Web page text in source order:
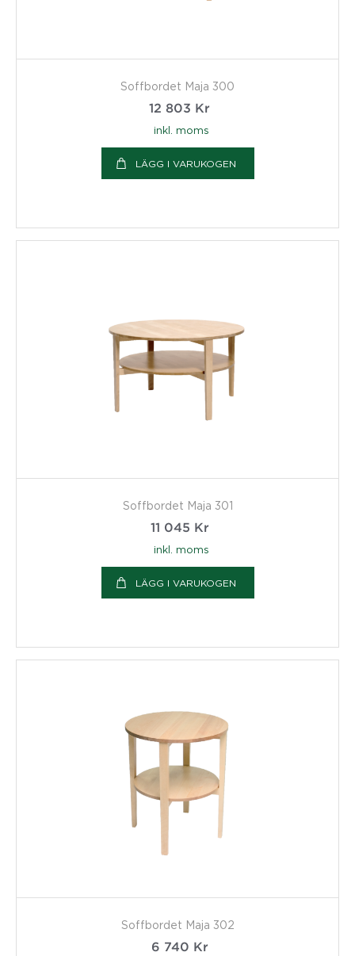
Soffbordet Maja 300
12 803 Kr
inkl. moms
LÄGG I VARUKOGEN
Soffbordet Maja 301
11 045 Kr
inkl. moms
LÄGG I VARUKOGEN
Soffbordet Maja 302
6 740 Kr